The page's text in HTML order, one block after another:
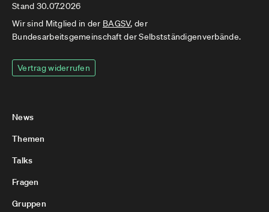
Stand 30.07.2026
Wir sind Mitglied in der BAGSV, der
Bundesarbeitsgemeinschaft der Selbstständigenverbände.
Vertrag widerrufen
News
Themen
Talks
Fragen
Gruppen